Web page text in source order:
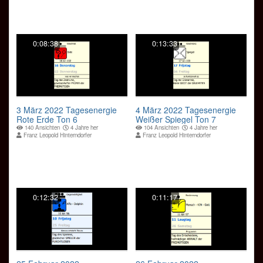
0:08:38
3 März 2022 Tagesenergie
Rote Erde Ton 6
140 Ansichten
4 Jahre her
Franz Leopold Hinterndorfer
0:13:33
4 März 2022 Tagesenergie
Weißer Spiegel Ton 7
104 Ansichten
4 Jahre her
Franz Leopold Hinterndorfer
0:12:32 0:11:17